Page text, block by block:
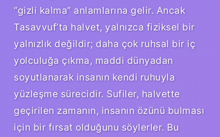
“gizli kalma” anlamlarına gelir. Ancak
Tasavvuf’ta halvet, yalnızca fiziksel bir
yalnızlık değildir; daha çok ruhsal bir iç
yolculuğa çıkma, maddi dünyadan
soyutlanarak insanın kendi ruhuyla
yüzleşme sürecidir. Sufiler, halvette
geçirilen zamanın, insanın özünü bulması
için bir fırsat olduğunu söylerler. Bu